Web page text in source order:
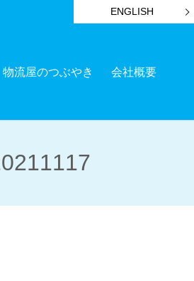
ENGLISH
物流屋のつぶやき
会社概要